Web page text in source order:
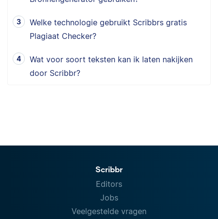
Welke technologie gebruikt Scribbrs gratis
Plagiaat Checker?
Wat voor soort teksten kan ik laten nakijken
door Scribbr?
Scribbr
Editors
Jobs
Veelgestelde vragen